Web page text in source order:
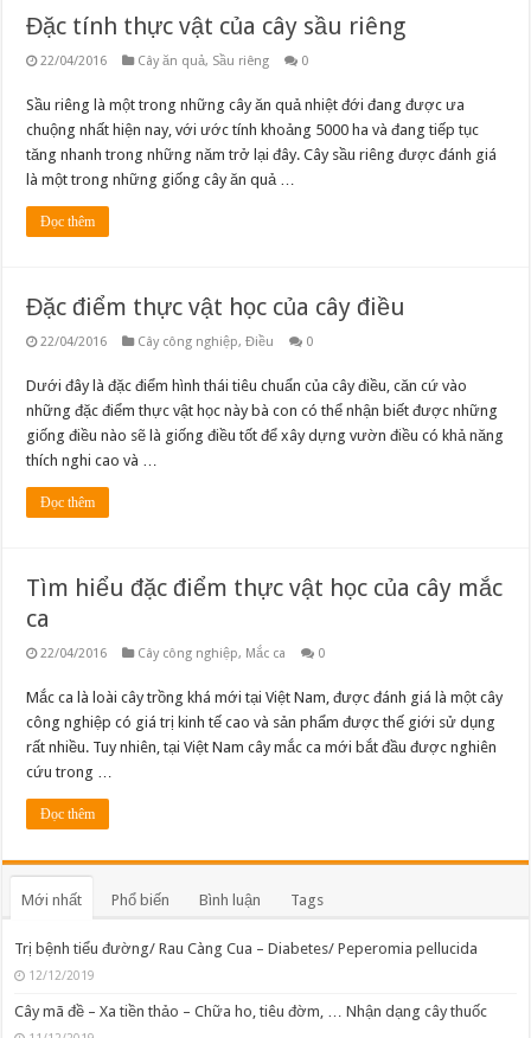
Đặc tính thực vật của cây sầu riêng
22/04/2016 Cây ăn quả, Sầu riêng 0
Sầu riêng là một trong những cây ăn quả nhiệt đới đang được ưa
chuộng nhất hiện nay, với ước tính khoảng 5000 ha và đang tiếp tục
tăng nhanh trong những năm trở lại đây. Cây sầu riêng được đánh giá
là một trong những giống cây ăn quả …
Đọc thêm
Đặc điểm thực vật học của cây điều
22/04/2016 Cây công nghiệp,Điều 0
Dưới đây là đặc điểm hình thái tiêu chuẩn của cây điều, căn cứ vào
những đặc điểm thực vật học này bà con có thể nhận biết được những
giống điều nào sẽ là giống điều tốt để xây dựng vườn điều có khả năng
thích nghi cao và …
Đọc thêm
Tìm hiểu đặc điểm thực vật học của cây mắc
ca
22/04/2016 Cây công nghiệp, Mắc ca 0
Mắc ca là loài cây trồng khá mới tại Việt Nam, được đánh giá là một cây
công nghiệp có giá trị kinh tế cao và sản phẩm được thế giới sử dụng
rất nhiều. Tuy nhiên, tại Việt Nam cây mắc ca mới bắt đầu được nghiên
cứu trong …
Đọc thêm
Mới nhất Phổ biến Bình luận Tags
Trị bệnh tiểu đường/ Rau Càng Cua – Diabetes/ Peperomia pellucida
12/12/2019
Cây mã đề – Xa tiền thảo – Chữa ho, tiêu đờm, … Nhận dạng cây thuốc